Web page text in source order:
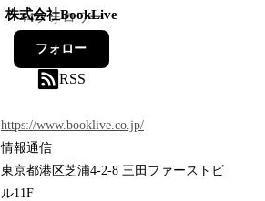
株式会社BookLive
44フォロワー
フォロー
RSS
https://www.booklive.co.jp/
情報通信
東京都港区芝浦4-2-8 三田ファーストビ
ル11F